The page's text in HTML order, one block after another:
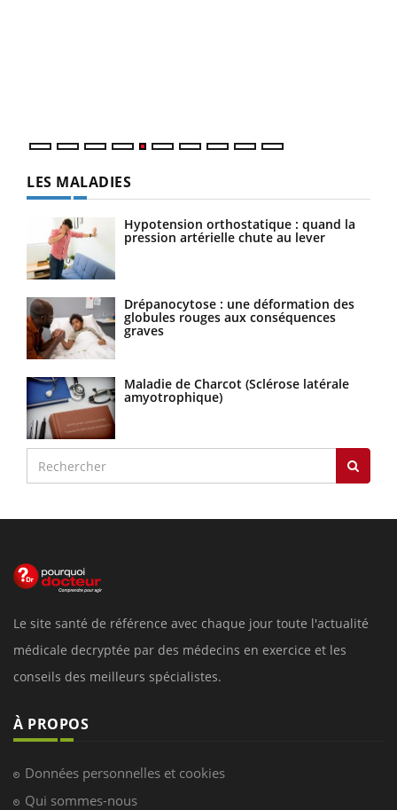
LES MALADIES
Hypotension orthostatique : quand la
pression artérielle chute au lever
Drépanocytose : une déformation des
globules rouges aux conséquences
graves
Maladie de Charcot (Sclérose latérale
amyotrophique)
Le site santé de référence avec chaque jour toute l'actualité
médicale decryptée par des médecins en exercice et les
conseils des meilleurs spécialistes.
À PROPOS
Données personnelles et cookies
Qui sommes-nous